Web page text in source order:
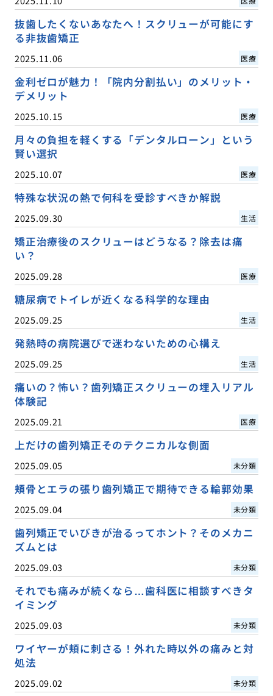
抜歯したくないあなたへ！スクリューが可能にす
る非抜歯矯正
2025.11.06 医療
金利ゼロが魅力！「院内分割払い」のメリット・
デメリット
2025.10.15 医療
月々の負担を軽くする「デンタルローン」という
賢い選択
2025.10.07 医療
特殊な状況の熱で何科を受診すべきか解説
2025.09.30 生活
矯正治療後のスクリューはどうなる？除去は痛
い？
2025.09.28 医療
糖尿病でトイレが近くなる科学的な理由
2025.09.25 生活
発熱時の病院選びで迷わないための心構え
2025.09.25 生活
痛いの？怖い？歯列矯正スクリューの埋入リアル
体験記
2025.09.21 医療
上だけの歯列矯正そのテクニカルな側面
2025.09.05 未分類
頬骨とエラの張り歯列矯正で期待できる輪郭効果
2025.09.04 未分類
歯列矯正でいびきが治るってホント？そのメカニ
ズムとは
2025.09.03 未分類
それでも痛みが続くなら…歯科医に相談すべきタ
イミング
2025.09.03 未分類
ワイヤーが頬に刺さる！外れた時以外の痛みと対
処法
2025.09.02 未分類